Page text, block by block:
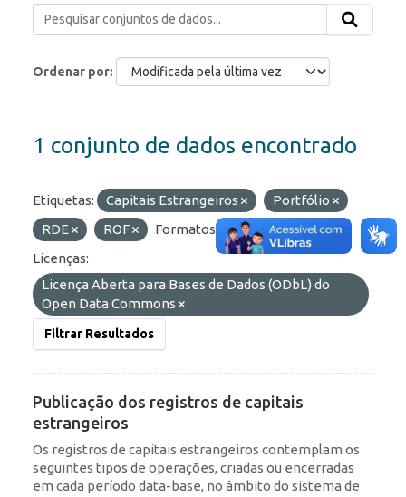
Ordenar por
1 conjunto de dados encontrado
Etiquetas: Capitais Estrangeiros
Portfólio
RDE
ROF Formatos: HTML
API
Licenças:
Licença Aberta para Bases de Dados (ODbL) do
Open Data Commons
Filtrar Resultados
Publicação dos registros de capitais
estrangeiros
Os registros de capitais estrangeiros contemplam os
seguintes tipos de operações, criadas ou encerradas
em cada período data-base, no âmbito do sistema de